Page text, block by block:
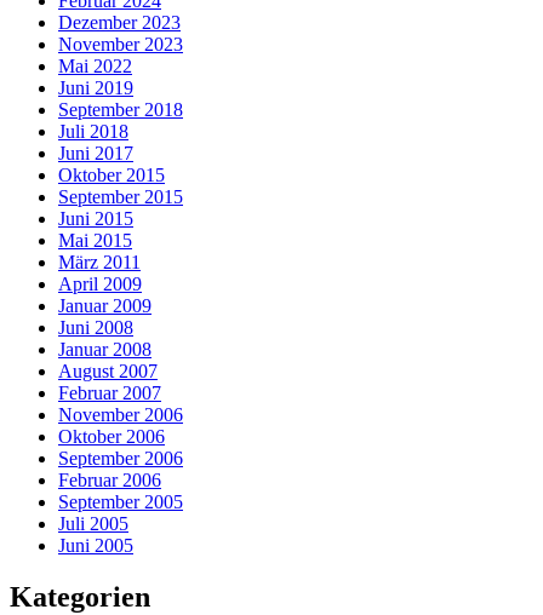
Dezember 2023
November 2023
Mai 2022
Juni 2019
September 2018
Juli 2018
Juni 2017
Oktober 2015
September 2015
Juni 2015
Mai 2015
März 2011
April 2009
Januar 2009
Juni 2008
Januar 2008
August 2007
Februar 2007
November 2006
Oktober 2006
September 2006
Februar 2006
September 2005
Juli 2005
Juni 2005
Kategorien